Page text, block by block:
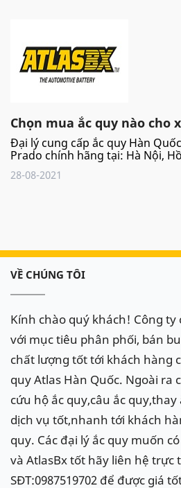
Chọn mua ắc quy nào cho
Đại lý cung cấp ắc quy Hàn
Prado chính hãng tại: Hà Nội,
28-08-2021
VỀ CHÚNG TÔI
Kính chào quý khách! Công
với mục tiêu phân phối, bán
chất lượng tốt tới khách hàng
quy Atlas Hàn Quốc. Ngoài ra
cứu hộ ắc quy,câu ắc
dịch vụ tốt,nhanh tới khách
quy. Các đại lý ắc quy muốn
và AtlasBx tốt hãy liên hệ trực
SĐT:0987519702 để được giá